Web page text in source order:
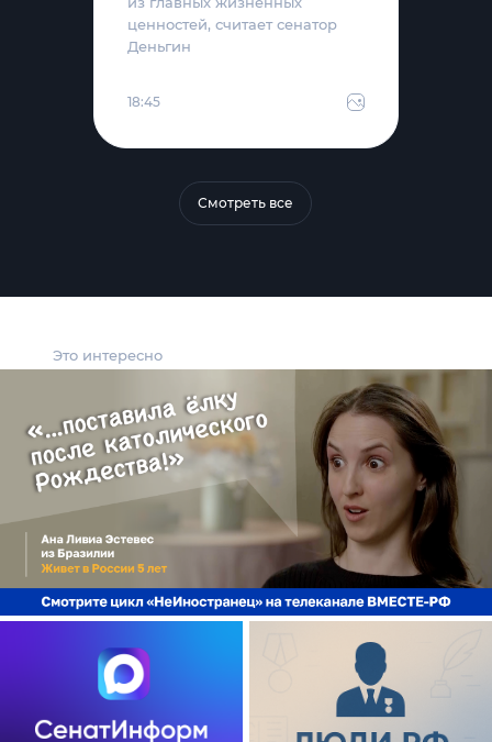
Это интересно
ценностей, считает сенатор
Деньгин
18:45
Смотреть все